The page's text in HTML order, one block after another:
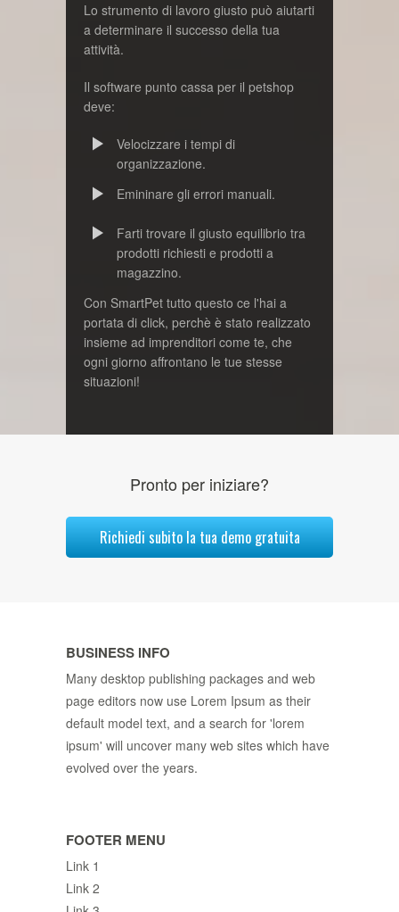
Lo strumento di lavoro giusto può aiutarti
a determinare il successo della tua
attività.
Il software punto cassa per il petshop
deve:
Velocizzare i tempi di
organizzazione.
Emininare gli errori manuali.
Farti trovare il giusto equilibrio tra
prodotti richiesti e prodotti a
magazzino.
Con SmartPet tutto questo ce l'hai a
portata di click, perchè è stato realizzato
insieme ad imprenditori come te, che
ogni giorno affrontano le tue stesse
situazioni!
Pronto per iniziare?
Richiedi subito la tua demo gratuita
BUSINESS INFO
Many desktop publishing packages and web
page editors now use Lorem Ipsum as their
default model text, and a search for 'lorem
ipsum' will uncover many web sites which have
evolved over the years.
FOOTER MENU
Link 1
Link 2